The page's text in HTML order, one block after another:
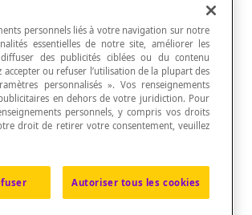
personnels liés à votre navigation sur notre
essentielles de notre site, améliorer les
des publicités ciblées ou du contenu
ou refuser l’utilisation de la plupart des
personnalisés ». Vos renseignements
en dehors de votre juridiction. Pour
personnels, y compris vos droits
droit de retirer votre consentement, veuillez
Autoriser tous les cookies